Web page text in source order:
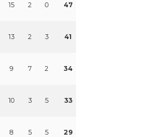
15 2 0 47
13 2 3 41
9 7 2 34
10 3 5 33
8 5 5 29